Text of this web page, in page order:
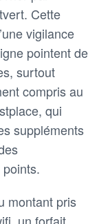
Cette
vigilance
pointent de
surtout
compris au
qui
suppléments
montant pris